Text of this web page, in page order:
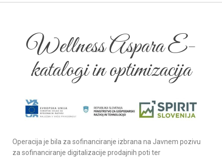
Wellness Aspara E-
katalogi in optimizacija
Operacija je bila za sofinanciranje izbrana na Javnem pozivu
za sofinanciranje digitalizacije prodajnih poti ter